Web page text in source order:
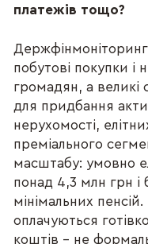
платежів тощо?
побутові покупки і
громадян, а великі
для придбання
нерухомості,
преміального
масштабу: умовно
понад 4,3 млн грн і
мінімальних
оплачуються
коштів – не